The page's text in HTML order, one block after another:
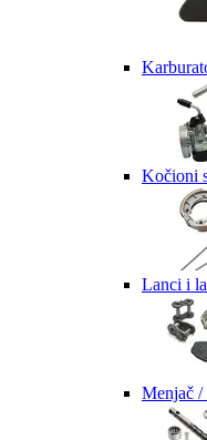
Kočioni
Lanci i
Menjač